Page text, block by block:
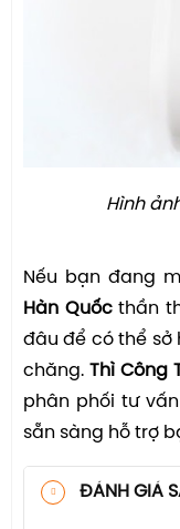
Hình
Nếu bạn đang
Hàn Quốcthần
đâu để có thể sở
chăng.Thì Công
phân phối tư
sẵn sàng hỗ trợ
ĐÁNH GIÁ